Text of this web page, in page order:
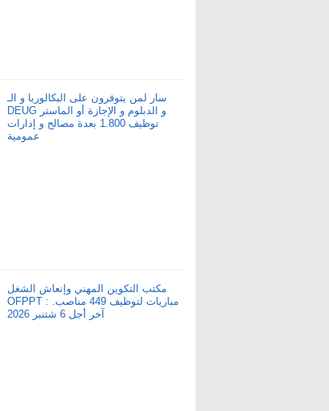
سار لمن يتوفرون على البكالوريا و الـ
DEUG و الدبلوم و الإجازة أو الماستر
توظيف 1.800 بعدة مصالح و إدارات
عمومية
مكتب التكوين المهني وإنعاش الشغل
OFPPT : مباريات لتوظيف 449 مناصب.
آخر أجل 6 شتنبر 2026